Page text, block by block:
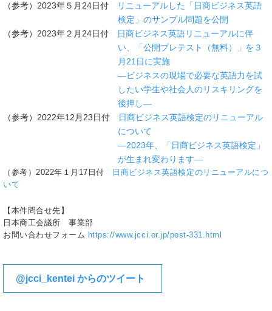
（参考）2023年５月24日付
リニューアルした「日商ビジネス英語
検定」のサンプル問題を公開
（参考）2023年２月24日付
日商ビジネス英語リニューアルに伴
い、「公開プレテスト（無料）」を３
月21日に実施
―ビジネスの現場で必要な英語力を試
したい学生や社会人のリスキリングを
後押し―
（参考）2022年12月23日付
日商ビジネス英語検定のリニューアル
について
―2023年、「日商ビジネス英語検定」
が生まれ変わります―
（参考）2022年１月17日付
日商ビジネス英語検定のリニューアルにつ
いて
【本件問合せ先】
日本商工会議所 事業部
お問い合わせフォーム https://www.jcci.or.jp/post-331.html
@jcci_kentei からのツイート